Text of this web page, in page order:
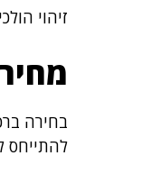
זיהוי
בחירה
להתייחס